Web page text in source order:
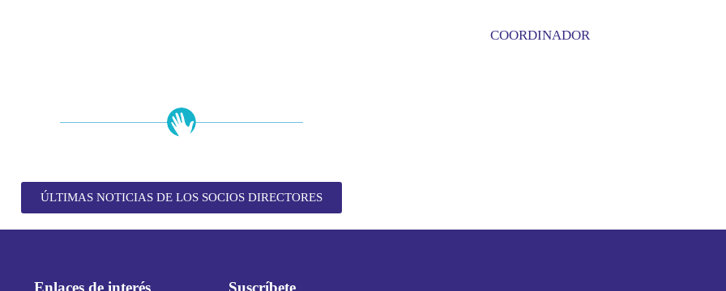
COORDINADOR
ÚLTIMAS NOTICIAS DE LOS SOCIOS DIRECTORES
Enlaces de interés Suscríbete